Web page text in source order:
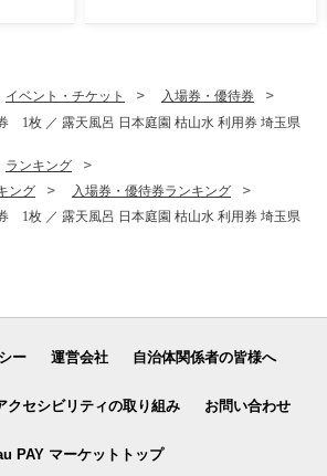
イベント・チケット
入場券・優待券
1枚 ／ 露天風呂 日本庭園 枯山水 利用券 埼玉県
ランキング
ング
入場券・優待券ランキング
1枚 ／ 露天風呂 日本庭園 枯山水 利用券 埼玉県
ー 運営会社 自治体関係者の皆様へ
クセシビリティの取り組み お問い合わせ
PAY マーケットトップ